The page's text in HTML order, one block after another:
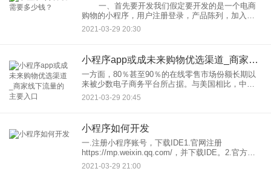
一、首先要开发我们假定要开发的是一个电商
购物的小程序，用户注册登录，产品陈列，加入购
物车，下单购买，支付，售后跟进，这是一个典型
的电商需求，这种需求在市面上无论APP或公众号
2021-03-29 20:30
小程序app或成未来购物优选渠道_商家线下流量的主要入口
一方面，80％甚至90％的在线零售市场份额长期以
来被少数电子商务平台所占据。与美国相比，中国
零售业务在自己的官方网站或官方渠道上的份额非
常小。许多零售商仍在构建绿色用户数据。他们没
2021-03-29 20:45
小程序如何开发
一.注册小程序账号，下载IDE1.官网注册
https://mp.weixin.qq.com/，并下载IDE。2.官方文
档一向都是较好的学习资料。留意：（1）注册账号
之后会有一个appid，新建项目的时
2021-03-29 21:00